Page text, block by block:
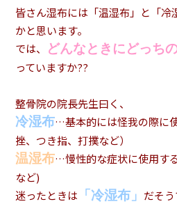
皆さん湿布には「温湿布」と「冷
かと思います。
では、
どんなときにどっち
っていますか??
整骨院の院長先生曰く、
冷湿布…基本的には怪我の際に
挫、つき指、打撲など）
温湿布…慢性的な症状に使用す
など)
迷ったときは 「冷湿布」 だそう